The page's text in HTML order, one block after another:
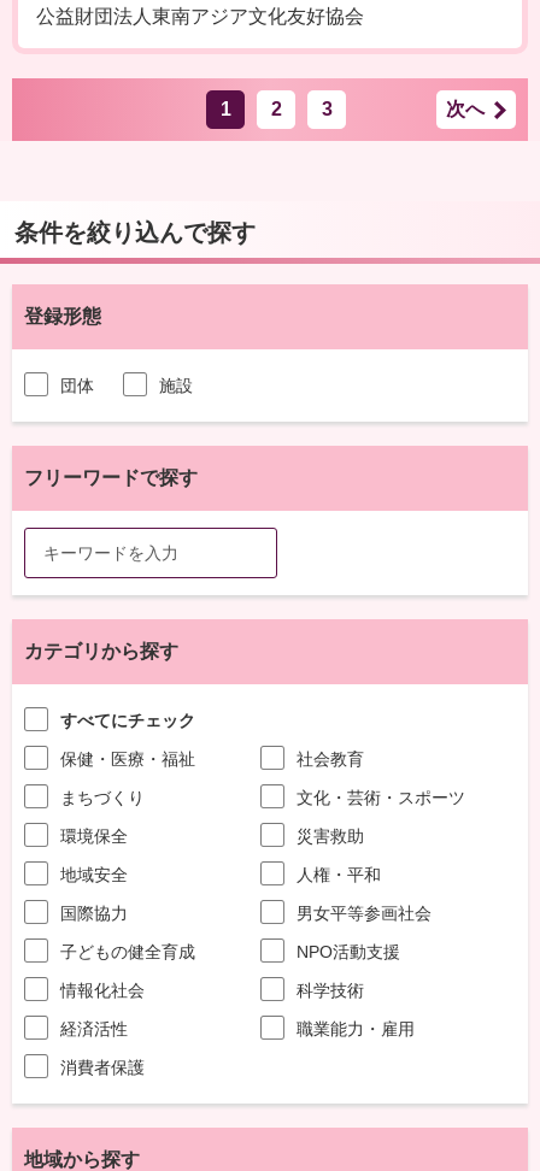
公益財団法人東南アジア文化友好協会
1 2 3 次へ
条件を絞り込んで探す
登録形態
団体 施設
フリーワードで探す
カテゴリから探す
すべてにチェック
保健・医療・福祉
社会教育
まちづくり
文化・芸術・スポーツ
環境保全
災害救助
地域安全
人権・平和
国際協力
男女平等参画社会
子どもの健全育成
NPO活動支援
情報化社会
科学技術
経済活性
職業能力・雇用
消費者保護
地域から探す